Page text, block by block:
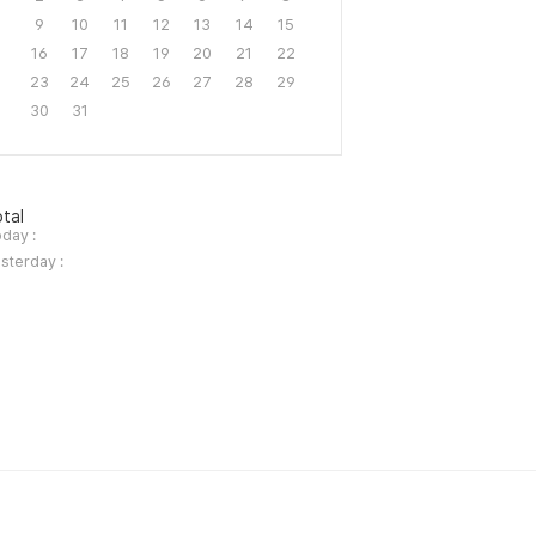
9
10 11 12 13 14
15
16
17 18 19 20 21
22
23
24 25 26 27 28
29
30
31
:
: